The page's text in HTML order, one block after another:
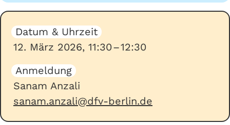
Datum & Uhrzeit
12. März 2026, 11:30–12:30
Anmeldung
Sanam Anzali
sanam.anzali@dfv-berlin.de